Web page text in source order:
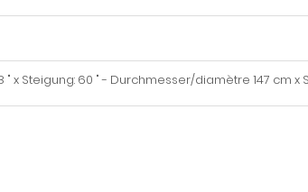
" x Steigung: 60 " - Durchmesser/diamètre 147 cm x